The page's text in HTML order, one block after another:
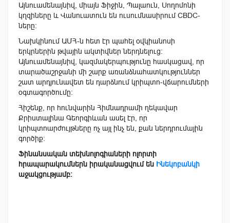
Այնուամենայնիվ, միայն Ֆիջին, Պալաուն, Սողոմոնի
կղզիները և Վանուատուն են ուսումնասիրում CBDC-
ները:
Նախկինում ԱՄՀ-ն հետ էր պահել օվկիանոսի
երկրներին թվային ակտիվներ ներդնելուց:
Այնուամենայնիվ, կազմակերպությունը հասկացավ, որ
տարածաշրջանի մի շարք առանձնահատկություններ
շատ արդյունավետ են դարձնում կրիպտո-վճարումների
օգտագործումը։
Հիշենք, որ հունվարին Հիմնադրամի ղեկավար
Քրիստալինա Գեորգիևան ասել էր, որ
կրիպտոարժույթները ոչ այլ ինչ են, քան ներդրումային
գործիք։
Ֆինանսական տեխնոլոգիաների ոլորտի
հրապարակումներն իրականացվում են Ինեկոբանկի
աջակցությամբ։